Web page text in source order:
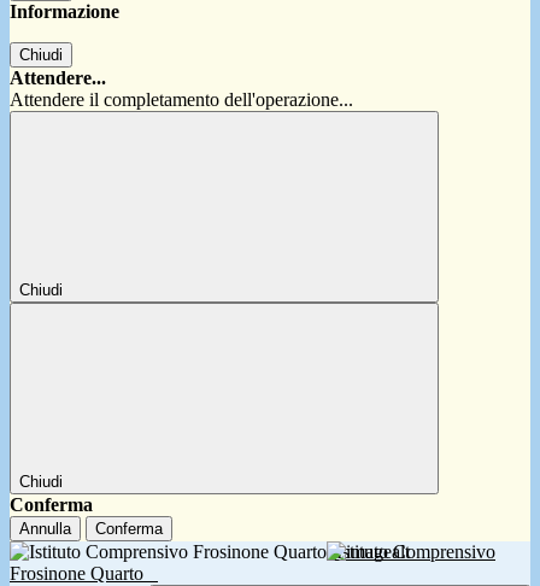
Informazione
Chiudi
Attendere...
Attendere il completamento dell'operazione...
Chiudi
Chiudi
Conferma
Annulla Conferma
Istituto Comprensivo
Frosinone Quarto